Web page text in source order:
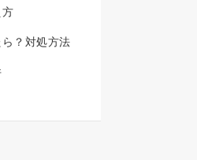
？対処方法